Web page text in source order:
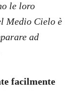
le loro
Medio Cielo è
ad
facilmente